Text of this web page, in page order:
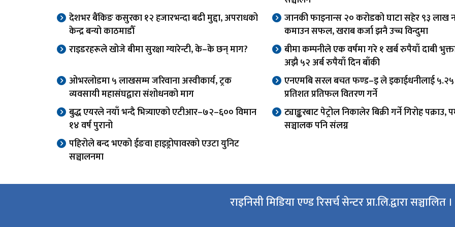
देशभर बैंकिङ कसुरका १२ हजारभन्दा बढी मुद्दा, अपराधको
केन्द्र बन्यो काठमाडौँ
जानकी फाइनान्स २० करोडको घाटा सहेर ९३ लाख
कमाउन सफल, खराब कर्जा झनै उच्च विन्दुमा
राइडरहरूले खोजे बीमा सुरक्षा ग्यारेन्टी, के–के छन् माग?
बीमा कम्पनीले एक वर्षमा गरे १ खर्ब रुपैयाँ दाबी
अझै ५२ अर्ब रुपैयाँ दिन बाँकी
ओभरलोडमा ५ लाखसम्म जरिवाना अस्वीकार्य, ट्रक
व्यवसायी महासंघद्वारा संशोधनको माग
एनएमबि सरल बचत फण्ड–इ ले इकाईधनीलाई ५.२५
प्रतिशत प्रतिफल वितरण गर्ने
बुद्ध एयरले नयाँ भन्दै भित्र्याएको एटीआर–७२–६०० विमान
१४ वर्ष पुरानो
ट्याङ्करबाट पेट्रोल निकालेर बिक्री गर्ने गिरोह पक्राउ,
सञ्चालक पनि संलग्न
पहिरोले बन्द भएको ईङवा हाइड्रोपावरको एउटा युनिट
सञ्चालनमा
राइनिसी मिडिया एण्ड रिसर्च सेन्टर प्रा.लि.द्वारा सञ्चालित ।